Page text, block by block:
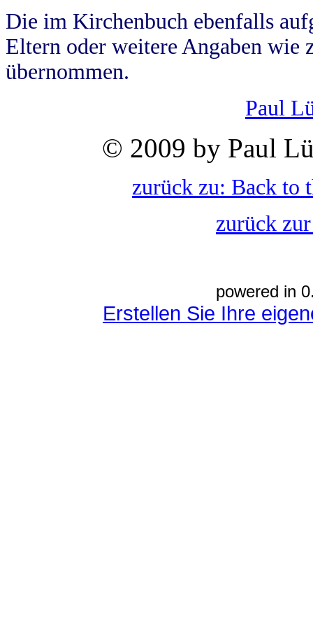
Die im Kirchenbuch ebenfalls
Eltern oder weitere Angaben wie
übernommen.
Paul
© 2009 by Paul
zurück zu: Back to
zurück
powered in
Erstellen Sie Ihre